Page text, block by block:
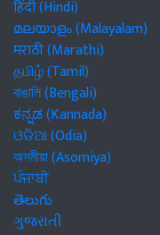
हिंदी (Hindi)
മലയാളം (Malayalam)
मराठी (Marathi)
தமிழ் (Tamil)
বাঙালি (Bengali)
ಕನ್ನಡ (Kannada)
ଓଡିଆ (Odia)
অসমীয়া (Asomiya)
ਪੰਜਾਬੀ
తెలుగు
ગુજરાતી